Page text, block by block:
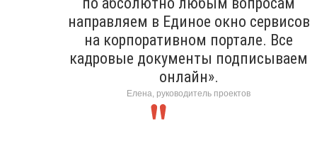
направляем в Единое окно сервисов
на корпоративном портале. Все
кадровые документы подписываем
онлайн».
Елена, руководитель проектов